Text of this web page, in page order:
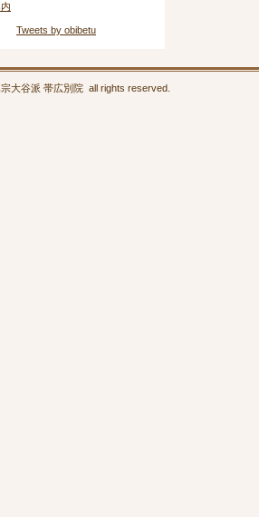
Tweets by obibetu
大谷派 帯広別院 all rights reserved.